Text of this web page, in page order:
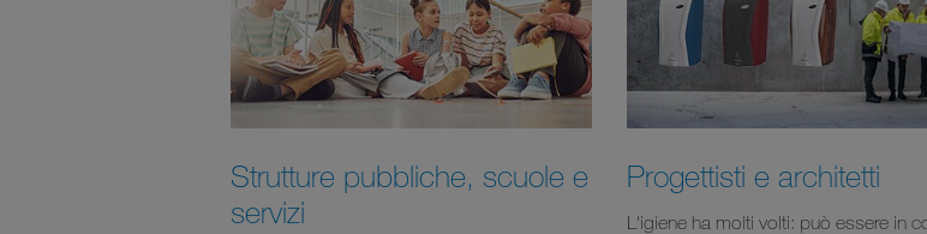
Strutture pubbliche, scuole e
servizi
Progettisti e architetti
L'igiene ha molti volti: può essere in